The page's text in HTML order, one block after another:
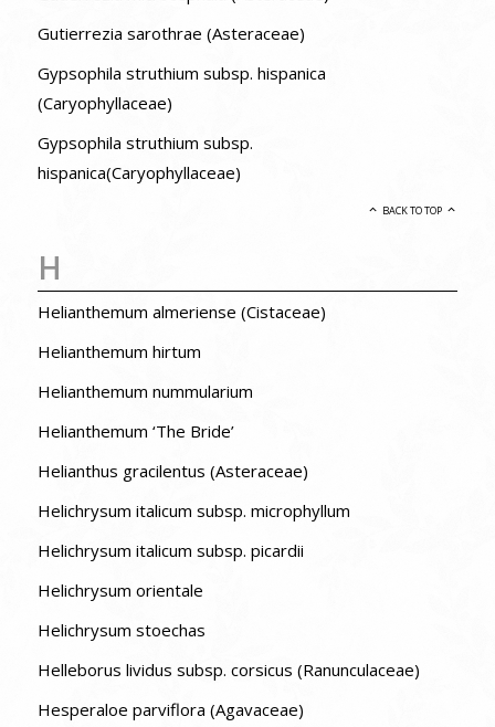
Gutierrezia sarothrae (Asteraceae)
Gypsophila struthium subsp. hispanica
(Caryophyllaceae)
Gypsophila struthium subsp.
hispanica(Caryophyllaceae)
BACK TO TOP
H
Helianthemum almeriense (Cistaceae)
Helianthemum hirtum
Helianthemum nummularium
Helianthemum ‘The Bride’
Helianthus gracilentus (Asteraceae)
Helichrysum italicum subsp. microphyllum
Helichrysum italicum subsp. picardii
Helichrysum orientale
Helichrysum stoechas
Helleborus lividus subsp. corsicus (Ranunculaceae)
Hesperaloe parviflora (Agavaceae)